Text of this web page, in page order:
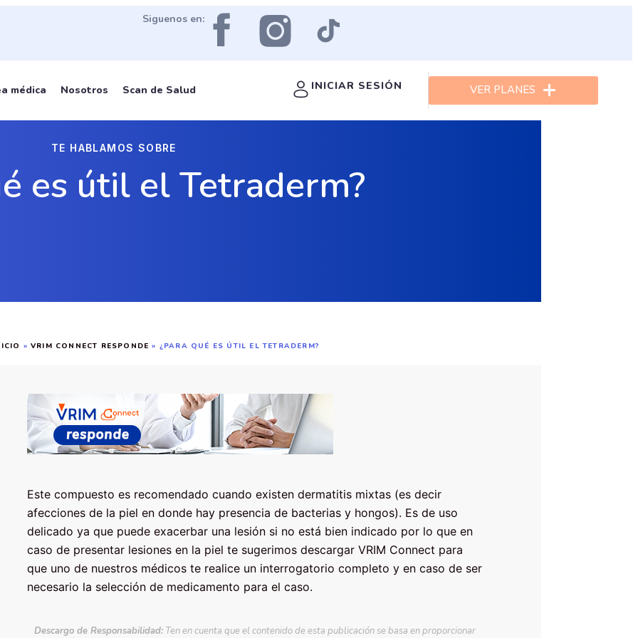
Siguenos en:
médica Nosotros Scan de Salud INICIAR SESIÓN VER PLANES
TE HABLAMOS SOBRE
es útil el Tetraderm?
»VRIM CONNECT RESPONDE » ¿PARA QUÉ ES ÚTIL EL TETRADERM?
Este compuesto es recomendado cuando existen dermatitis mixtas (es decir
afecciones de la piel en donde hay presencia de bacterias y hongos). Es de uso
delicado ya que puede exacerbar una lesión si no está bien indicado por lo que en
caso de presentar lesiones en la piel te sugerimos descargar VRIM Connect para
que uno de nuestros médicos te realice un interrogatorio completo y en caso de ser
necesario la selección de medicamento para el caso.
Descargo de Responsabilidad: Ten en cuenta que el contenido de esta publicación se basa en proporcionar